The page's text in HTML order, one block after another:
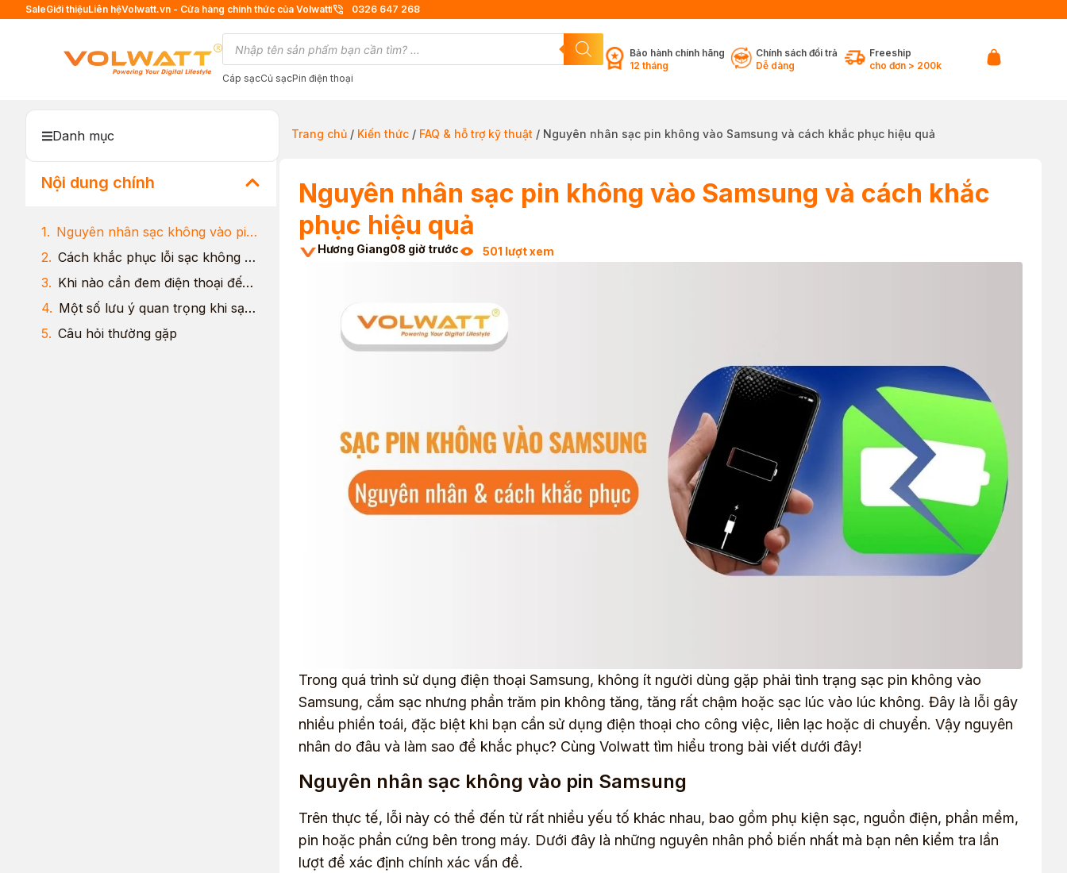
SaleGiới thiệuLiên hệVolwatt.vn - Cửa hàng chính thức của Volwatt 0326 647 268
Cáp sạcCủ sạcPin điện thoại
Bảo hành chính hãng
12 tháng
Chính sách đổi trả
Dễ dàng
Freeship
cho đơn > 200k
Danh mục Trang chủ / Kiến thức / FAQ & hỗ trợ kỹ thuật / Nguyên nhân sạc pin không vào Samsung và cách khắc phục hiệu quả
Nội dung chính
Nguyên nhân sạc không vào pin Samsung
Cách khắc phục lỗi sạc không vào pin Samsung
Khi nào cần đem điện thoại đến trung tâm sửa chữa?
Một số lưu ý quan trọng khi sạc pin Samsung
Câu hỏi thường gặp
Nguyên nhân sạc pin không vào Samsung và cách khắc
phục hiệu quả
Hương Giang08 giờ trước 501 lượt xem
Trong quá trình sử dụng điện thoại Samsung, không ít người dùng gặp phải tình trạng sạc pin không vào
Samsung, cắm sạc nhưng phần trăm pin không tăng, tăng rất chậm hoặc sạc lúc vào lúc không. Đây là lỗi gây
nhiều phiền toái, đặc biệt khi bạn cần sử dụng điện thoại cho công việc, liên lạc hoặc di chuyển. Vậy nguyên
nhân do đâu và làm sao để khắc phục? Cùng Volwatt tìm hiểu trong bài viết dưới đây!
Nguyên nhân sạc không vào pin Samsung
Trên thực tế, lỗi này có thể đến từ rất nhiều yếu tố khác nhau, bao gồm phụ kiện sạc, nguồn điện, phần mềm,
pin hoặc phần cứng bên trong máy. Dưới đây là những nguyên nhân phổ biến nhất mà bạn nên kiểm tra lần
lượt để xác định chính xác vấn đề.